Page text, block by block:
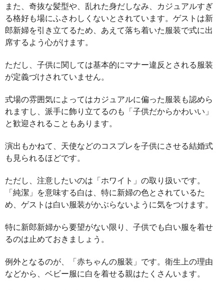
また、奇抜な髪型や、乱れた身だしなみ、カジュアルすぎ
る格好も場にふさわしくないとされています。ゲストは新
郎新婦を引き立てるため、あえて落ち着いた服装で式に出
席するよう心がけます。
ただし、子供に関しては基本的にマナー違反とされる服装
が定義づけされていません。
式場の雰囲気によってはカジュアルに偏った服装も認めら
れますし、派手に飾り立てるのも「子供だからかわいい」
と歓迎されることもあります。
演出もかねて、天使などのコスプレを子供にさせる結婚式
も見られるほどです。
ただし、注意したいのは「ホワイト」の取り扱いです。
「純潔」を意味する白は、特に新婦の色とされているた
め、ゲストは白い服装がかぶらないように気をつけます。
特に新郎新婦から要望がない限り、子供でも白い服を着せ
るのは止めておきましょう。
例外となるのが、「赤ちゃんの服装」です。衛生上の理由
などから、ベビー服に白を着せる親はたくさんいます。